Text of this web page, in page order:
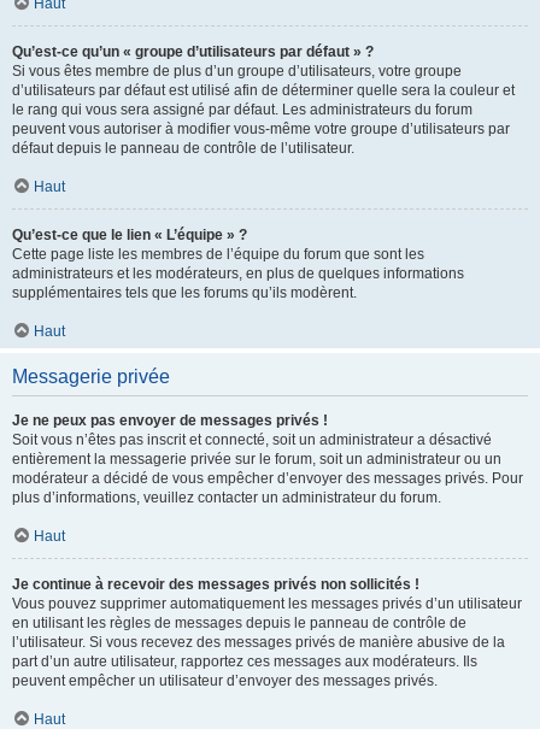
Haut
Qu’est-ce qu’un « groupe d’utilisateurs par défaut » ?
Si vous êtes membre de plus d’un groupe d’utilisateurs, votre groupe
d’utilisateurs par défaut est utilisé afin de déterminer quelle sera la couleur et
le rang qui vous sera assigné par défaut. Les administrateurs du forum
peuvent vous autoriser à modifier vous-même votre groupe d’utilisateurs par
défaut depuis le panneau de contrôle de l’utilisateur.
Haut
Qu’est-ce que le lien « L’équipe » ?
Cette page liste les membres de l’équipe du forum que sont les
administrateurs et les modérateurs, en plus de quelques informations
supplémentaires tels que les forums qu’ils modèrent.
Haut
Messagerie privée
Je ne peux pas envoyer de messages privés !
Soit vous n’êtes pas inscrit et connecté, soit un administrateur a désactivé
entièrement la messagerie privée sur le forum, soit un administrateur ou un
modérateur a décidé de vous empêcher d’envoyer des messages privés. Pour
plus d’informations, veuillez contacter un administrateur du forum.
Haut
Je continue à recevoir des messages privés non sollicités !
Vous pouvez supprimer automatiquement les messages privés d’un utilisateur
en utilisant les règles de messages depuis le panneau de contrôle de
l’utilisateur. Si vous recevez des messages privés de manière abusive de la
part d’un autre utilisateur, rapportez ces messages aux modérateurs. Ils
peuvent empêcher un utilisateur d’envoyer des messages privés.
Haut